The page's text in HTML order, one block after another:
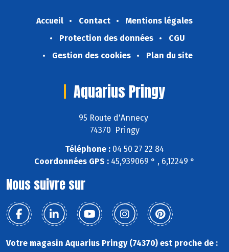
Accueil Contact
Mentions légales
Protection des données
CGU
Gestion des cookies
Plan du site
Aquarius Pringy
95 Route d'Annecy
74370 Pringy
Téléphone : 04 50 27 22 84
Coordonnées GPS : 45,939069 ° , 6,12249 °
Nous suivre sur
Votre magasin Aquarius Pringy (74370) est proche de :